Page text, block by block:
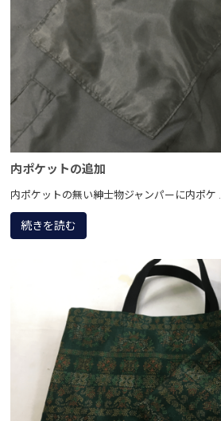
内ポケットの追加
内ポケットの無い紳士物ジャンパーに内ポケ ...
続きを読む